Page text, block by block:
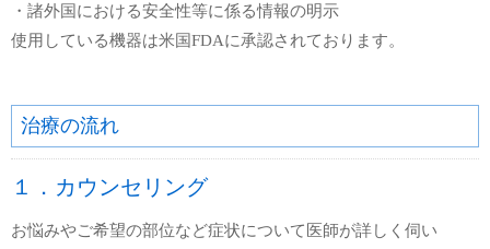
・諸外国における安全性等に係る情報の明示
使用している機器は米国FDAに承認されております。
治療の流れ
１．カウンセリング
お悩みやご希望の部位など症状について医師が詳しく伺い